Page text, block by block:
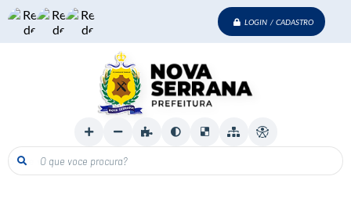
LOGIN / CADASTRO
O que voce procura?